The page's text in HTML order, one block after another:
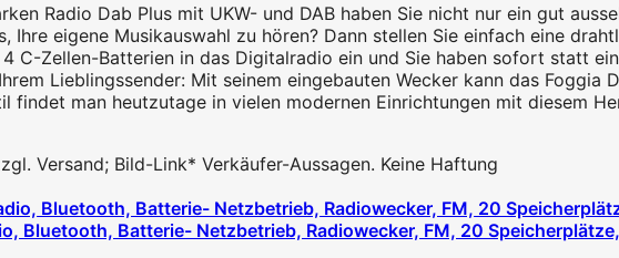
Radio Dab Plus mit UKW- und DAB haben Sie nicht nur ein gut
Ihre eigene Musikauswahl zu hören? Dann stellen Sie einfach eine
C-Zellen-Batterien in das Digitalradio ein und Sie haben sofort statt
Lieblingssender: Mit seinem eingebauten Wecker kann das Foggia
findet man heutzutage in vielen modernen Einrichtungen mit diesem
Versand; Bild-Link* Verkäufer-Aussagen. Keine Haftung
Bluetooth, Batterie- Netzbetrieb, Radiowecker, FM, 20